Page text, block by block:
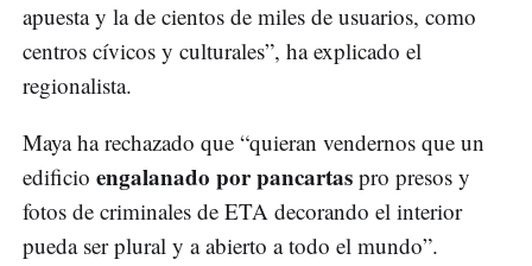
apuesta y la de cientos de miles de usuarios, como
centros cívicos y culturales”, ha explicado el
regionalista.
Maya ha rechazado que “quieran vendernos que un
edificio engalanado por pancartas pro presos y
fotos de criminales de ETA decorando el interior
pueda ser plural y a abierto a todo el mundo”.